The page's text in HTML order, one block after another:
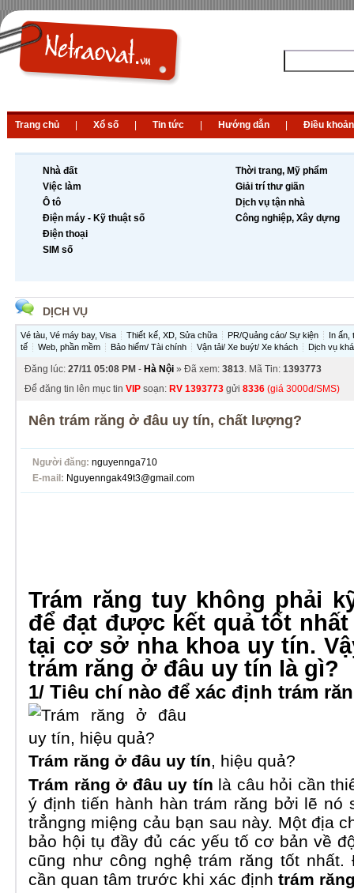
Trang chủ Xổ số Tin tức Hướng dẫn Điều khoản
Nhà đất
Việc làm
Ô tô
Điện máy - Kỹ thuật số
Điện thoại
SIM số
Thời trang, Mỹ phẩm
Giải trí thư giãn
Dịch vụ tận nhà
Công nghiệp, Xây dựng
DỊCH VỤ
Vé tàu, Vé máy bay, Visa Thiết kế, XD, Sửa chữa PR/Quảng cáo/ Sự kiện
In ấn,
tế
Web, phần mềm Bảo hiểm/ Tài chính Vận tải/ Xe buýt/ Xe khách Dịch vụ
Đăng lúc: 27/11 05:08 PM - Hà Nội » Đã xem: 3813. Mã Tin: 1393773
Để đăng tin lên mục tin VIP soạn: RV 1393773 gửi 8336 (giá 3000đ/SMS)
Nên trám răng ở đâu uy tín, chất lượng?
Người đăng: nguyennga710
E-mail: Nguyenngak49t3@gmail.com
Trám răng tuy không phải
để đạt được kết quả tốt
tại cơ sở nha khoa uy tín.
trám răng ở đâu uy tín là gì?
1/ Tiêu chí nào để xác định trám
Trám răng ở đâu uy tín, hiệu quả?
Trám răng ở đâu uy tín là câu hỏi cần
ý định tiến hành hàn trám răng bởi lẽ nó
trẳngng miệng cảu bạn sau này. Một địa
bảo hội tụ đầy đủ các yếu tố cơ bản về
cũng như công nghệ trám răng tốt
cần quan tâm trước khi xác định trám